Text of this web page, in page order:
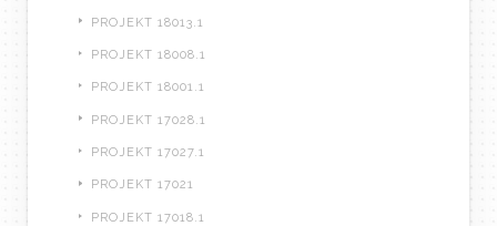
PROJEKT 18013.1
PROJEKT 18008.1
PROJEKT 18001.1
PROJEKT 17028.1
PROJEKT 17027.1
PROJEKT 17021
PROJEKT 17018.1